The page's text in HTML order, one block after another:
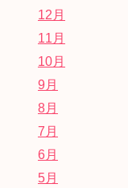
12月
11月
10月
9月
8月
7月
6月
5月